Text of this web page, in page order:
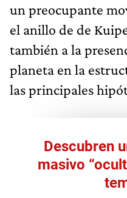
un preocupante
el anillo de de
también a la
planeta en la
las principales
Descubren
masivo